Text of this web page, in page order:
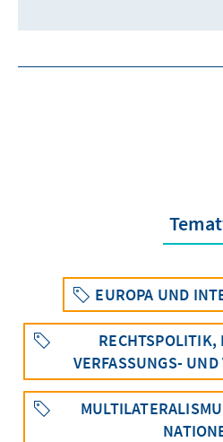
EUROPA UND
RECHTSPOLITIK,
VERFASSUNGS-